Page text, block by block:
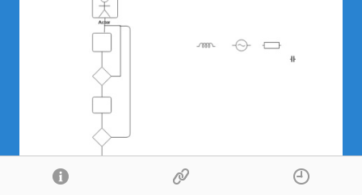
Diagram Information